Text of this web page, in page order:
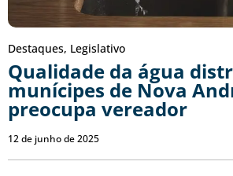
Destaques, Legislativo
Qualidade da água
munícipes de Nova
preocupa vereador
12 de junho de 2025